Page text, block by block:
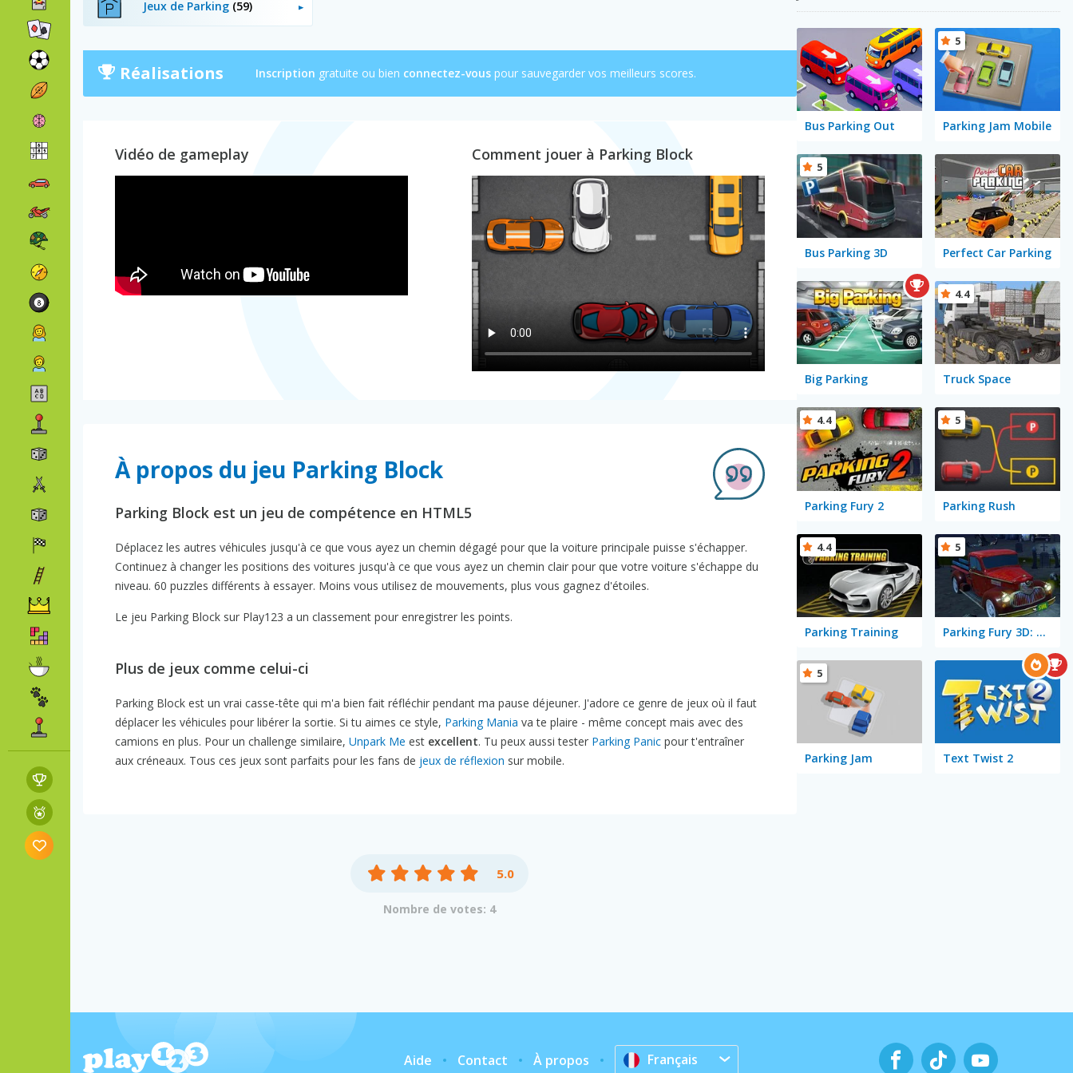
Jeux de Parking (59)
Réalisations Inscription gratuite ou bien connectez-vous pour sauvegarder vos meilleurs scores.
Vidéo de gameplay Comment jouer à Parking Block
À propos du jeu Parking Block
Parking Block est un jeu de compétence en HTML5
Déplacez les autres véhicules jusqu'à ce que vous ayez un chemin dégagé pour que la voiture principale puisse s'échapper.
Continuez à changer les positions des voitures jusqu'à ce que vous ayez un chemin clair pour que votre voiture s'échappe du
niveau. 60 puzzles différents à essayer. Moins vous utilisez de mouvements, plus vous gagnez d'étoiles.
Le jeu Parking Block sur Play123 a un classement pour enregistrer les points.
Plus de jeux comme celui-ci
Parking Block est un vrai casse-tête qui m'a bien fait réfléchir pendant ma pause déjeuner. J'adore ce genre de jeux où il faut
déplacer les véhicules pour libérer la sortie. Si tu aimes ce style, Parking Mania va te plaire - même concept mais avec des
camions en plus. Pour un challenge similaire, Unpark Me est excellent. Tu peux aussi tester Parking Panic pour t'entraîner
aux créneaux. Tous ces jeux sont parfaits pour les fans de jeux de réflexion sur mobile.
5.0
Nombre de votes: 4
Bus Parking Out Parking Jam Mobile
5
Bus Parking 3D
5
Perfect Car Parking
Big Parking Truck Space
4.4
Parking Fury 2
4.4
Parking Rush
5
Parking Training
4.4
Parking Fury 3D: Bounty Hunter
5
Parking Jam
5
Text Twist 2
Aide Contact À propos Français